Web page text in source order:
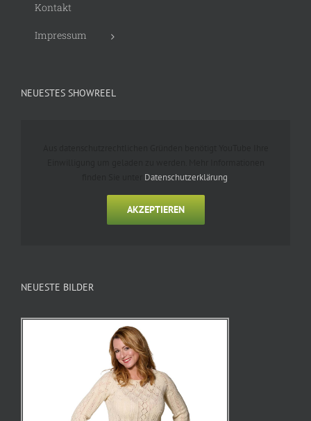
Kontakt
Impressum
NEUESTES SHOWREEL
Datenschutzerklärung
AKZEPTIEREN
NEUESTE BILDER